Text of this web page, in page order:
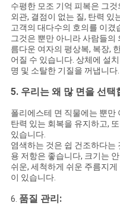
수평한 모조 기억 피복은 그
외관, 결점이 없는 질, 탄력 있
고객의 대다수의 호의를 이겼
그것은 뿐만 아니라 사람들의
름다운 여자의 평상복, 복장,
어질 수 있습니다. 상체에 설
명 및 소탈한 기질을 꺼냅니다.
5. 우리는 왜 많 면을 선택
폴리에스테 면 직물에는 뿐
탄력 있는 회복을 유지하고,
있습니다.
염색하는 것은 쉽 건조하다는
용 저항은 좋습니다, 크기는
쉬운, 세척하게 쉬운 주름지
이 있습니다.
6. 품질 관리: